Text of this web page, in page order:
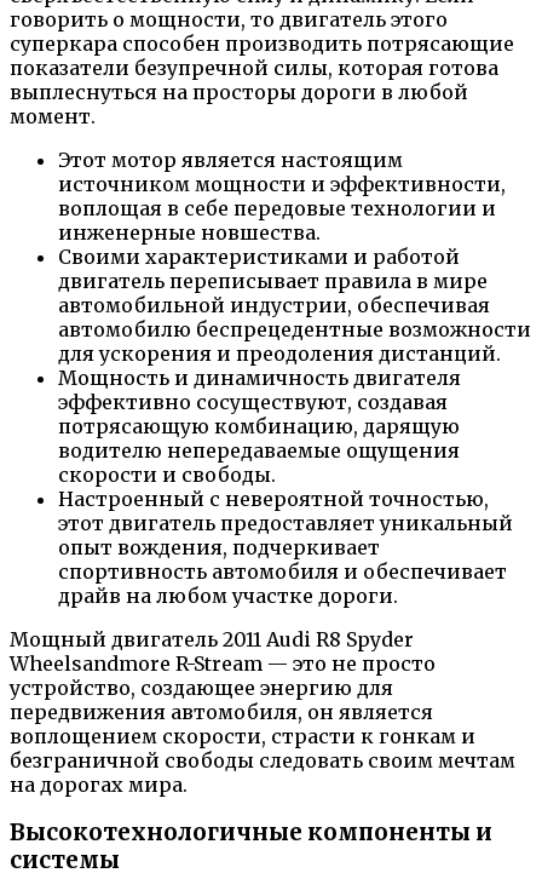
говорить о мощности, то двигатель этого
суперкара способен производить потрясающие
показатели безупречной силы, которая готова
выплеснуться на просторы дороги в любой
момент.
Этот мотор является настоящим
источником мощности и эффективности,
воплощая в себе передовые технологии и
инженерные новшества.
Своими характеристиками и работой
двигатель переписывает правила в мире
автомобильной индустрии, обеспечивая
автомобилю беспрецедентные возможности
для ускорения и преодоления дистанций.
Мощность и динамичность двигателя
эффективно сосуществуют, создавая
потрясающую комбинацию, дарящую
водителю непередаваемые ощущения
скорости и свободы.
Настроенный с невероятной точностью,
этот двигатель предоставляет уникальный
опыт вождения, подчеркивает
спортивность автомобиля и обеспечивает
драйв на любом участке дороги.
Мощный двигатель 2011 Audi R8 Spyder
Wheelsandmore R-Stream — это не просто
устройство, создающее энергию для
передвижения автомобиля, он является
воплощением скорости, страсти к гонкам и
безграничной свободы следовать своим мечтам
на дорогах мира.
Высокотехнологичные компоненты и
системы